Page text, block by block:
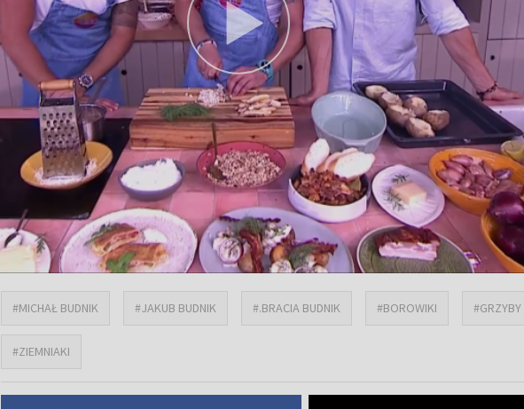
#MICHAŁ BUDNIK #JAKUB BUDNIK #.BRACIA BUDNIK #BOROWIKI #GRZYBY
#ZIEMNIAKI